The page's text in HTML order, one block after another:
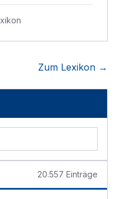
Zum Lexikon →
20.557 Einträge